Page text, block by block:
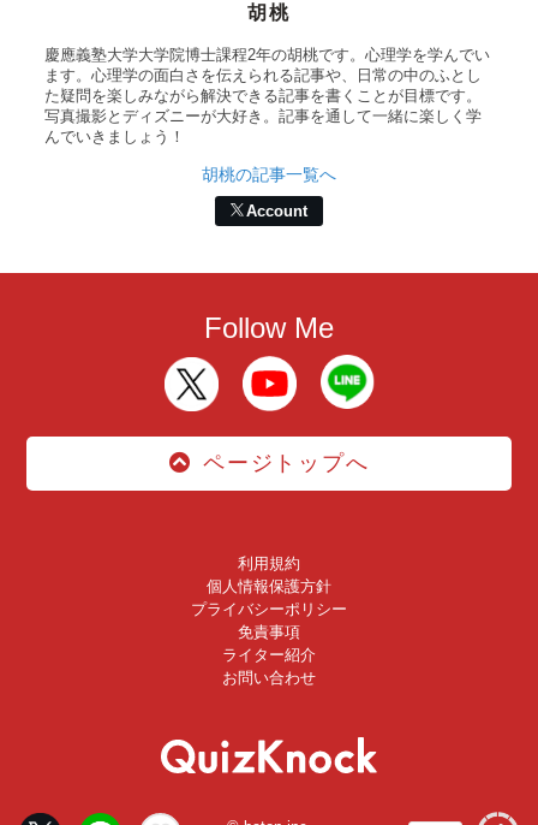
胡桃
慶應義塾大学大学院博士課程2年の胡桃です。心理学を学んでい
ます。心理学の面白さを伝えられる記事や、日常の中のふとし
た疑問を楽しみながら解決できる記事を書くことが目標です。
写真撮影とディズニーが大好き。記事を通して一緒に楽しく学
んでいきましょう！
胡桃の記事一覧へ
Account
Follow Me
ページトップへ
利用規約
個人情報保護方針
プライバシーポリシー
免責事項
ライター紹介
お問い合わせ